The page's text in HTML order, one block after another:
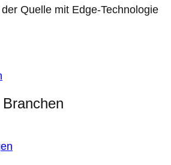
Quelle mit Edge-Technologie